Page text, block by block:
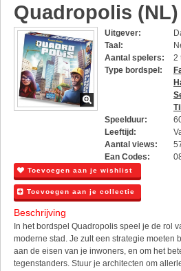
Quadropolis (NL)
Uitgever:
Taal:
Aantal spelers:
2
Type bordspel:
Speelduur:
Leeftijd:
Aantal views:
Ean Codes:
Toevoegen aan je wishlist
Toevoegen aan je collectie
Beschrijving
In het bordspel Quadropolis speel je de rol
moderne stad. Je zult een strategie moeten
aan de eisen van je inwoners, en om het
tegenstanders. Stuur je architecten om